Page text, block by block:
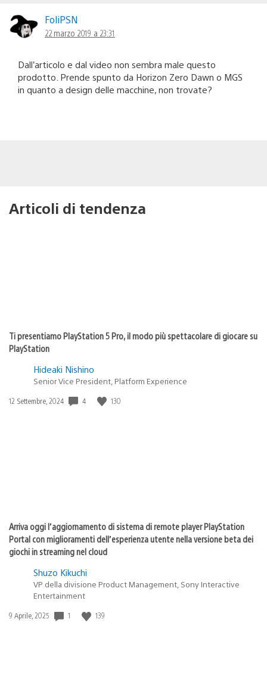
FoliPSN
22 marzo 2019 a 23:31
Dall’articolo e dal video non sembra male questo
prodotto. Prende spunto da Horizon Zero Dawn o MGS
in quanto a design delle macchine, non trovate?
Articoli di tendenza
Ti presentiamo PlayStation 5 Pro, il modo più spettacolare di giocare su
PlayStation
Hideaki Nishino
Senior Vice President, Platform Experience
Data
12 Settembre, 2024 4 130
Arriva oggi l’aggiornamento di sistema di remote player PlayStation
Portal con miglioramenti dell’esperienza utente nella versione beta dei
giochi in streaming nel cloud
Shuzo Kikuchi
VP della divisione Product Management, Sony Interactive
Entertainment
Data
9 Aprile, 2025 1 139